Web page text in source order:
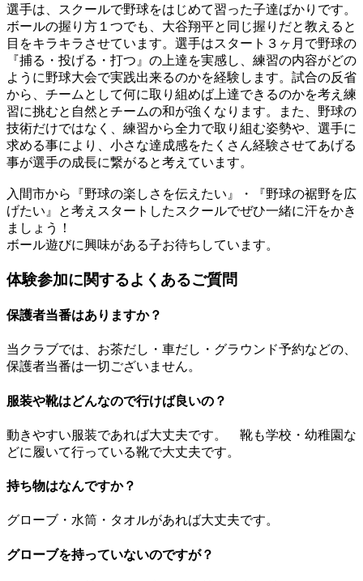
選手は、スクールで野球をはじめて習った子達ばかりです。
ボールの握り方１つでも、大谷翔平と同じ握りだと教えると
目をキラキラさせています。選手はスタート３ヶ月で野球の
『捕る・投げる・打つ』の上達を実感し、練習の内容がどの
ように野球大会で実践出来るのかを経験します。試合の反省
から、チームとして何に取り組めば上達できるのかを考え練
習に挑むと自然とチームの和が強くなります。また、野球の
技術だけではなく、練習から全力で取り組む姿勢や、選手に
求める事により、小さな達成感をたくさん経験させてあげる
事が選手の成長に繋がると考えています。
入間市から『野球の楽しさを伝えたい』・『野球の裾野を広
げたい』と考えスタートしたスクールでぜひ一緒に汗をかき
ましょう！
ボール遊びに興味がある子お待ちしています。
体験参加に関するよくあるご質問
保護者当番はありますか？
当クラブでは、お茶だし・車だし・グラウンド予約などの、
保護者当番は一切ございません。
服装や靴はどんなので行けば良いの？
動きやすい服装であれば大丈夫です。 靴も学校・幼稚園な
どに履いて行っている靴で大丈夫です。
持ち物はなんですか？
グローブ・水筒・タオルがあれば大丈夫です。
グローブを持っていないのですが？